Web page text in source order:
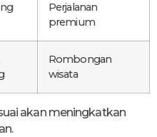
Perjalanan
premium
Rombongan
wisata
akan meningkatkan